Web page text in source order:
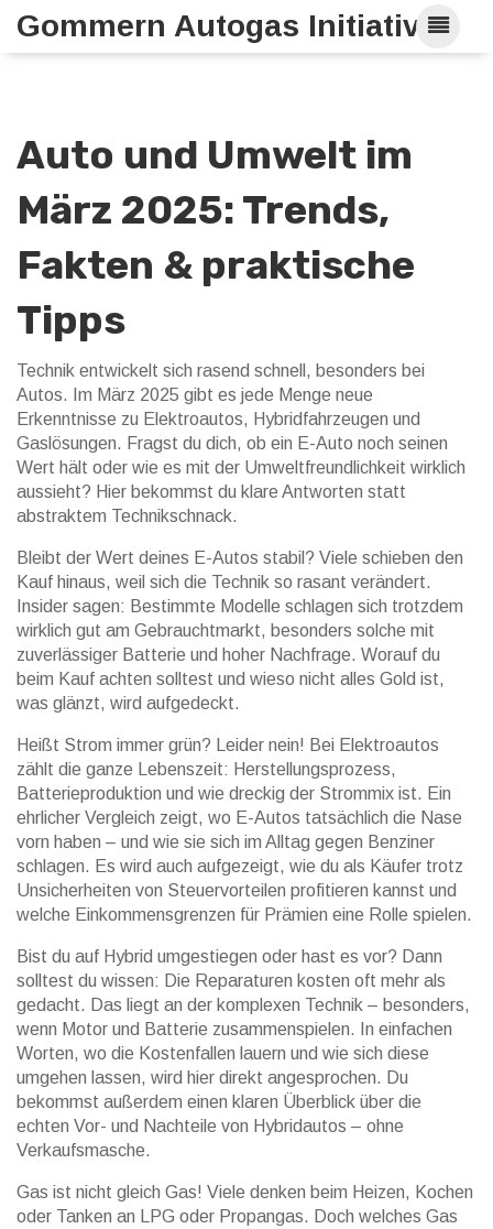
Gommern Autogas Initiative
Auto und Umwelt im
März 2025: Trends,
Fakten & praktische
Tipps
Technik entwickelt sich rasend schnell, besonders bei
Autos. Im März 2025 gibt es jede Menge neue
Erkenntnisse zu Elektroautos, Hybridfahrzeugen und
Gaslösungen. Fragst du dich, ob ein E-Auto noch seinen
Wert hält oder wie es mit der Umweltfreundlichkeit wirklich
aussieht? Hier bekommst du klare Antworten statt
abstraktem Technikschnack.
Bleibt der Wert deines E-Autos stabil? Viele schieben den
Kauf hinaus, weil sich die Technik so rasant verändert.
Insider sagen: Bestimmte Modelle schlagen sich trotzdem
wirklich gut am Gebrauchtmarkt, besonders solche mit
zuverlässiger Batterie und hoher Nachfrage. Worauf du
beim Kauf achten solltest und wieso nicht alles Gold ist,
was glänzt, wird aufgedeckt.
Heißt Strom immer grün? Leider nein! Bei Elektroautos
zählt die ganze Lebenszeit: Herstellungsprozess,
Batterieproduktion und wie dreckig der Strommix ist. Ein
ehrlicher Vergleich zeigt, wo E-Autos tatsächlich die Nase
vorn haben – und wie sie sich im Alltag gegen Benziner
schlagen. Es wird auch aufgezeigt, wie du als Käufer trotz
Unsicherheiten von Steuervorteilen profitieren kannst und
welche Einkommensgrenzen für Prämien eine Rolle spielen.
Bist du auf Hybrid umgestiegen oder hast es vor? Dann
solltest du wissen: Die Reparaturen kosten oft mehr als
gedacht. Das liegt an der komplexen Technik – besonders,
wenn Motor und Batterie zusammenspielen. In einfachen
Worten, wo die Kostenfallen lauern und wie sich diese
umgehen lassen, wird hier direkt angesprochen. Du
bekommst außerdem einen klaren Überblick über die
echten Vor- und Nachteile von Hybridautos – ohne
Verkaufsmasche.
Gas ist nicht gleich Gas! Viele denken beim Heizen, Kochen
oder Tanken an LPG oder Propangas. Doch welches Gas